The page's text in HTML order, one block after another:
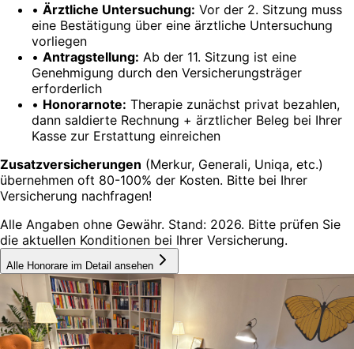
• Ärztliche Untersuchung: Vor der 2. Sitzung muss
eine Bestätigung über eine ärztliche Untersuchung
vorliegen
• Antragstellung: Ab der 11. Sitzung ist eine
Genehmigung durch den Versicherungsträger
erforderlich
• Honorarnote: Therapie zunächst privat bezahlen,
dann saldierte Rechnung + ärztlicher Beleg bei Ihrer
Kasse zur Erstattung einreichen
Zusatzversicherungen (Merkur, Generali, Uniqa, etc.)
übernehmen oft 80-100% der Kosten. Bitte bei Ihrer
Versicherung nachfragen!
Alle Angaben ohne Gewähr. Stand: 2026. Bitte prüfen Sie
die aktuellen Konditionen bei Ihrer Versicherung.
Alle Honorare im Detail ansehen